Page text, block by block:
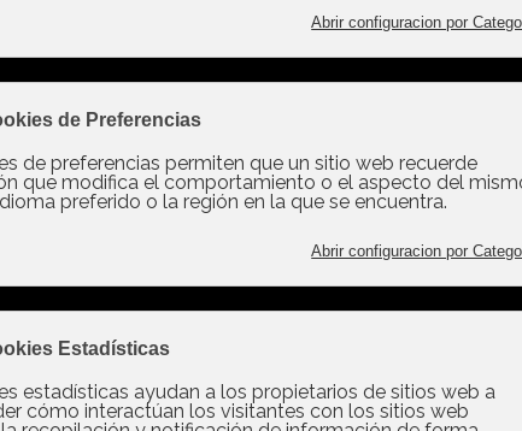
mas de 450 agentes inmobiliarios. Para una
profesional, cumplir con el codigo etico de la
Alquilar Una
Excluye
La Aplicación
Nuestros Servicios
Certificados